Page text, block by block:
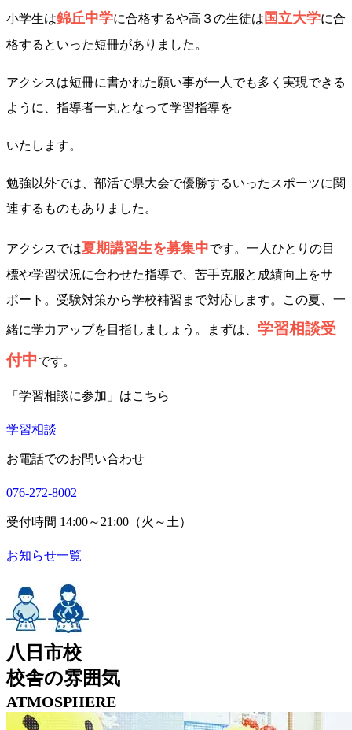
小学生は錦丘中学に合格するや高３の生徒は 国立大学に合
格するといった短冊がありました。
アクシスは短冊に書かれた願い事が一人でも多く実現できる
ように、指導者一丸となって学習指導を
いたします。
勉強以外では、部活で県大会で優勝するいったスポーツに関
連するものもありました。
アクシスでは夏期講習生を募集中です。一人ひとりの目
標や学習状況に合わせた指導で、苦手克服と成績向上をサ
ポート。受験対策から学校補習まで対応します。この夏、一
緒に学力アップを目指しましょう。まずは、 学習相談受
付中です。
「学習相談に参加」はこちら
学習相談
お電話でのお問い合わせ
076-272-8002
受付時間 14:00～21:00（火～土）
お知らせ一覧
八日市校
校舎の雰囲気
ATMOSPHERE